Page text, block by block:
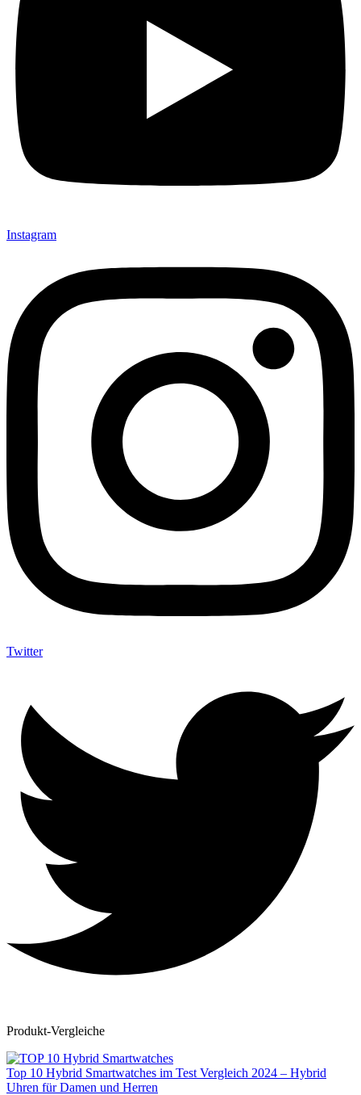
Instagram
Twitter
Produkt-Vergleiche
Top 10 Hybrid Smartwatches im Test Vergleich 2024 – Hybrid
Uhren für Damen und Herren